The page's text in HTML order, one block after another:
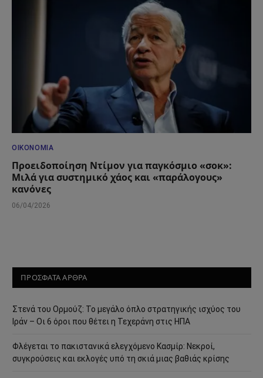
ΟΙΚΟΝΟΜΊΑ
Προειδοποίηση Ντίμον για παγκόσμιο «σοκ»:
Μιλά για συστημικό χάος και «παράλογους»
κανόνες
06/04/2026
ΠΡΟΣΦΑΤΑ ΑΡΘΡΑ
Στενά του Ορμούζ: Το μεγάλο όπλο στρατηγικής ισχύος του
Ιράν – Οι 6 όροι που θέτει η Τεχεράνη στις ΗΠΑ
Φλέγεται το πακιστανικά ελεγχόμενο Κασμίρ: Νεκροί,
συγκρούσεις και εκλογές υπό τη σκιά μιας βαθιάς κρίσης